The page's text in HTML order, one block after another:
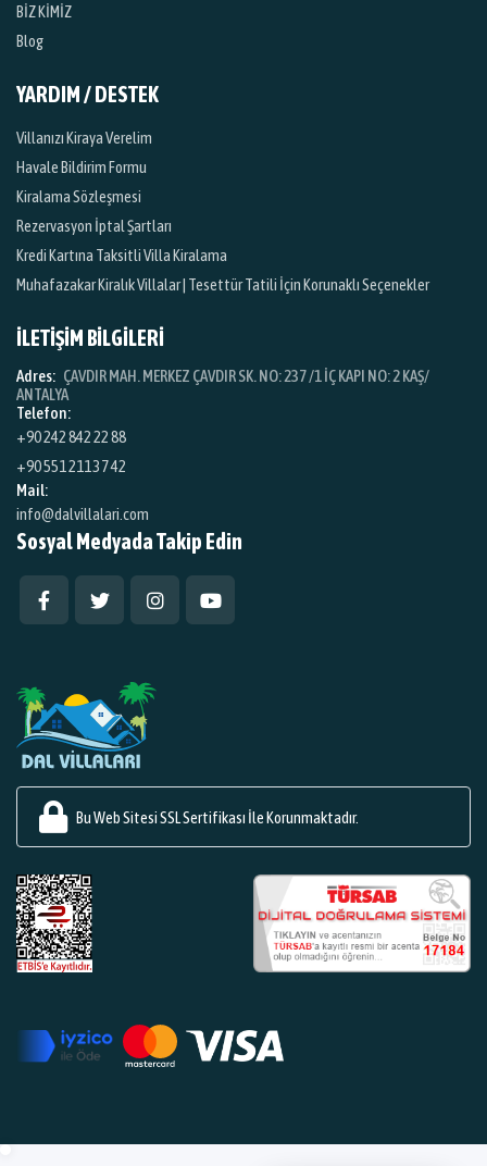
BİZ KİMİZ
Blog
YARDIM / DESTEK
Villanızı Kiraya Verelim
Havale Bildirim Formu
Kiralama Sözleşmesi
Rezervasyon İptal Şartları
Kredi Kartına Taksitli Villa Kiralama
Muhafazakar Kiralık Villalar | Tesettür Tatili İçin Korunaklı Seçenekler
İLETİŞİM BİLGİLERİ
Adres: ÇAVDIR MAH. MERKEZ ÇAVDIR SK. NO: 237 /1 İÇ KAPI NO: 2 KAŞ/
ANTALYA
Telefon:
+90 242 842 22 88
+90 551 211 37 42
Mail:
info@dalvillalari.com
Sosyal Medyada Takip Edin
Bu Web Sitesi SSL Sertifikası İle Korunmaktadır.